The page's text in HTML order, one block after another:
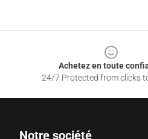
Achetez en toute
24/7 Protected from clicks
Notre société